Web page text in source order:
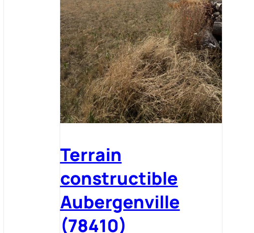
Terrain
constructible
Aubergenville
(78410)